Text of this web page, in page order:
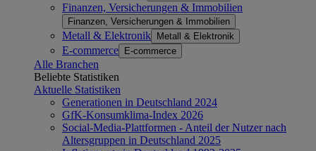
Finanzen, Versicherungen & Immobilien
Finanzen, Versicherungen & Immobilien
Metall & Elektronik Metall & Elektronik
E-commerce E-commerce
Alle Branchen
Beliebte Statistiken
Aktuelle Statistiken
Generationen in Deutschland 2024
GfK-Konsumklima-Index 2026
Social-Media-Plattformen - Anteil der Nutzer nach
Altersgruppen in Deutschland 2025